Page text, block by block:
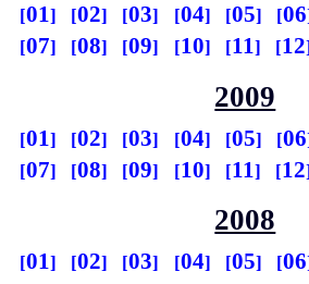
01 02 03 04 05
06
07
08 09 10 11 12
2009
01 02 03 04 05
06
07
08 09 10 11 12
2008
01 02 03 04 05
06